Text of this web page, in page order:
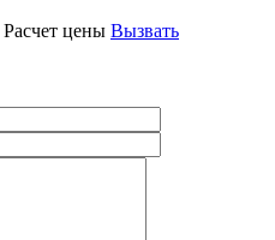
Расчет цены Вызвать